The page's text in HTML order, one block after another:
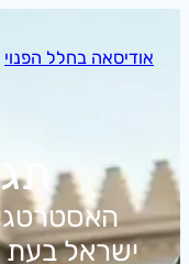
לתוכןאודיסאה בחלל הפנוי
ישראל בעת